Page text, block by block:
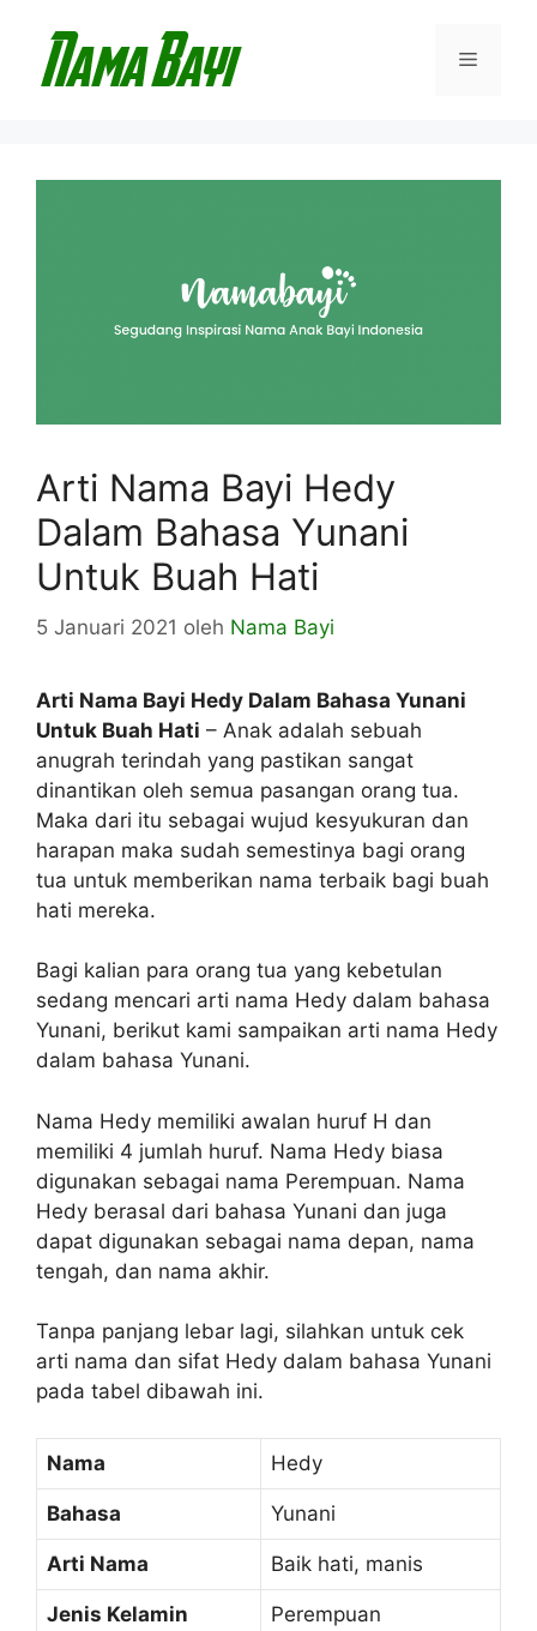
Menu
Arti Nama Bayi Hedy
Dalam Bahasa Yunani
Untuk Buah Hati
5 Januari 2021 oleh Nama Bayi
Arti Nama Bayi Hedy Dalam Bahasa Yunani
Untuk Buah Hati – Anak adalah sebuah
anugrah terindah yang pastikan sangat
dinantikan oleh semua pasangan orang tua.
Maka dari itu sebagai wujud kesyukuran dan
harapan maka sudah semestinya bagi orang
tua untuk memberikan nama terbaik bagi buah
hati mereka.
Bagi kalian para orang tua yang kebetulan
sedang mencari arti nama Hedy dalam bahasa
Yunani, berikut kami sampaikan arti nama Hedy
dalam bahasa Yunani.
Nama Hedy memiliki awalan huruf H dan
memiliki 4 jumlah huruf. Nama Hedy biasa
digunakan sebagai nama Perempuan. Nama
Hedy berasal dari bahasa Yunani dan juga
dapat digunakan sebagai nama depan, nama
tengah, dan nama akhir.
Tanpa panjang lebar lagi, silahkan untuk cek
arti nama dan sifat Hedy dalam bahasa Yunani
pada tabel dibawah ini.
Nama Hedy
Bahasa Yunani
Arti Nama Baik hati, manis
Jenis Kelamin Perempuan